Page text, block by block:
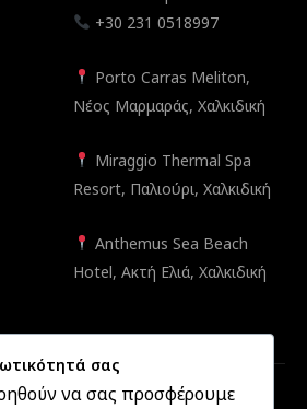
+30 231 0518997
Porto Carras Meliton,
Νέος Μαρμαράς, Χαλκιδική
Miraggio Thermal Spa
Resort, Παλιούρι, Χαλκιδική
Anthemus Sea Beach
Hotel, Ακτή Ελιά, Χαλκιδική
σας
να σας προσφέρουμε